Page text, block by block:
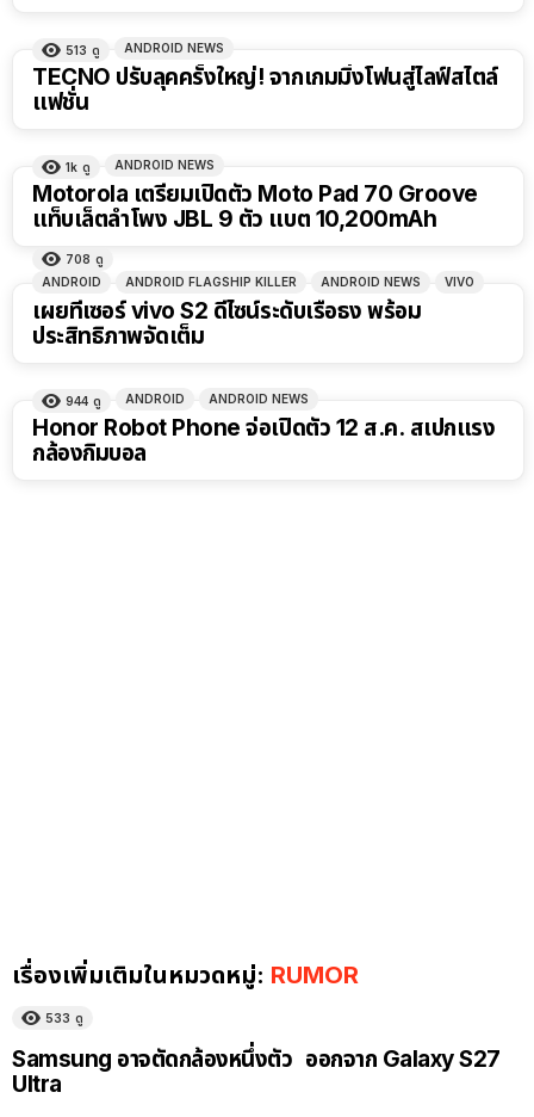
513 ดู ANDROID NEWS
TECNO ปรับลุคครั้งใหญ่! จากเกมมิ่งโฟนสู่ไลฟ์สไตล์
แฟชั่น
1k ดู ANDROID NEWS
Motorola เตรียมเปิดตัว Moto Pad 70 Groove
แท็บเล็ตลำโพง JBL 9 ตัว แบต 10,200mAh
708 ดู
ANDROID
ANDROID FLAGSHIP KILLER ANDROID NEWS VIVO
เผยทีเซอร์ vivo S2 ดีไซน์ระดับเรือธง พร้อม
ประสิทธิภาพจัดเต็ม
944 ดู ANDROID ANDROID NEWS
Honor Robot Phone จ่อเปิดตัว 12 ส.ค. สเปกแรง
กล้องกิมบอล
เรื่องเพิ่มเติมในหมวดหมู่: RUMOR
533 ดู
Samsung อาจตัดกล้องหนึ่งตัว ออกจาก Galaxy S27
Ultra